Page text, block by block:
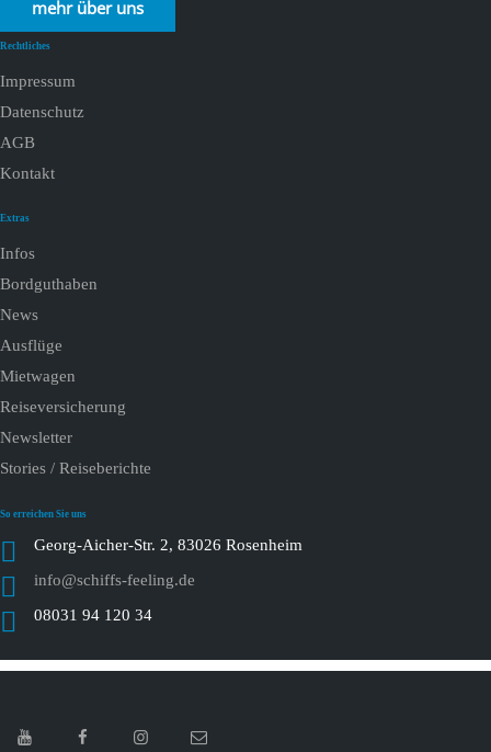
mehr über uns
Rechtliches
Impressum
Datenschutz
AGB
Kontakt
Extras
Infos
Bordguthaben
News
Ausflüge
Mietwagen
Reiseversicherung
Newsletter
Stories / Reiseberichte
So erreichen Sie uns
Georg-Aicher-Str. 2, 83026 Rosenheim
info@schiffs-feeling.de
08031 94 120 34